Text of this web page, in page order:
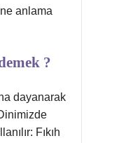
anlama
?
dayanarak
Fıkıh